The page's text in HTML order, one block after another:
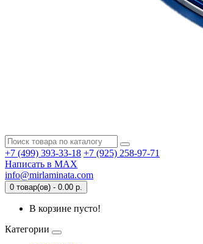
+7 (499) 393-33-18 +7 (925) 258-97-71
Написать в MAX
info@mirlaminata.com
0 товар(ов) - 0.00 р.
В корзине пусто!
Категории